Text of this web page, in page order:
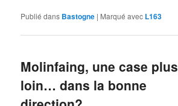
Publié dans Bastogne | Marqué avec L163
Molinfaing, une case plus
loin… dans la bonne